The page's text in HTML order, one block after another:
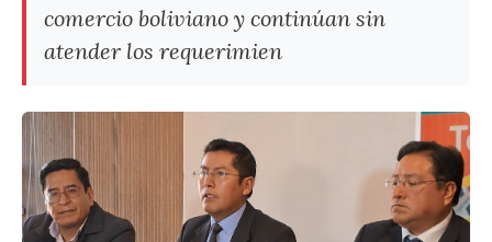
comercio boliviano y continúan sin
atender los requerimien